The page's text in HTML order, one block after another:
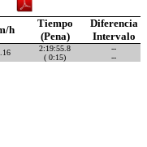
h
Tiempo
Diferencia
(Pena) Intervalo
2:19:55.8
--
( 0:15) --